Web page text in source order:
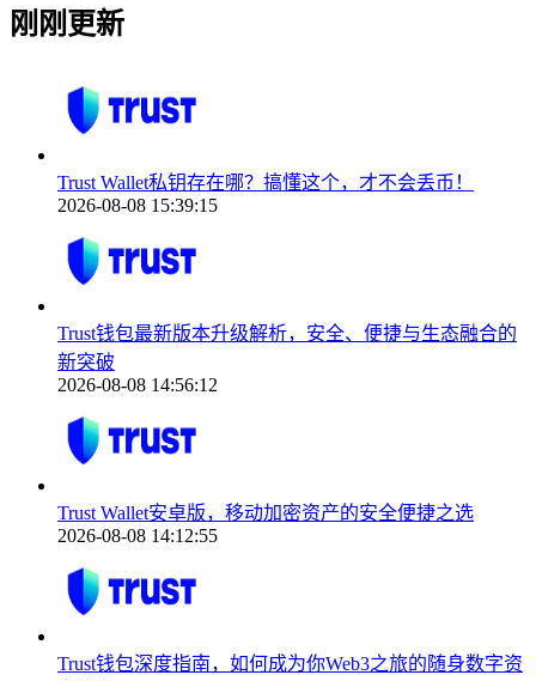
刚刚更新
Trust Wallet私钥存在哪？搞懂这个，才不会丢币！
2026-08-08 15:39:15
Trust钱包最新版本升级解析，安全、便捷与生态融合的
新突破
2026-08-08 14:56:12
Trust Wallet安卓版，移动加密资产的安全便捷之选
2026-08-08 14:12:55
Trust钱包深度指南，如何成为你Web3之旅的随身数字资